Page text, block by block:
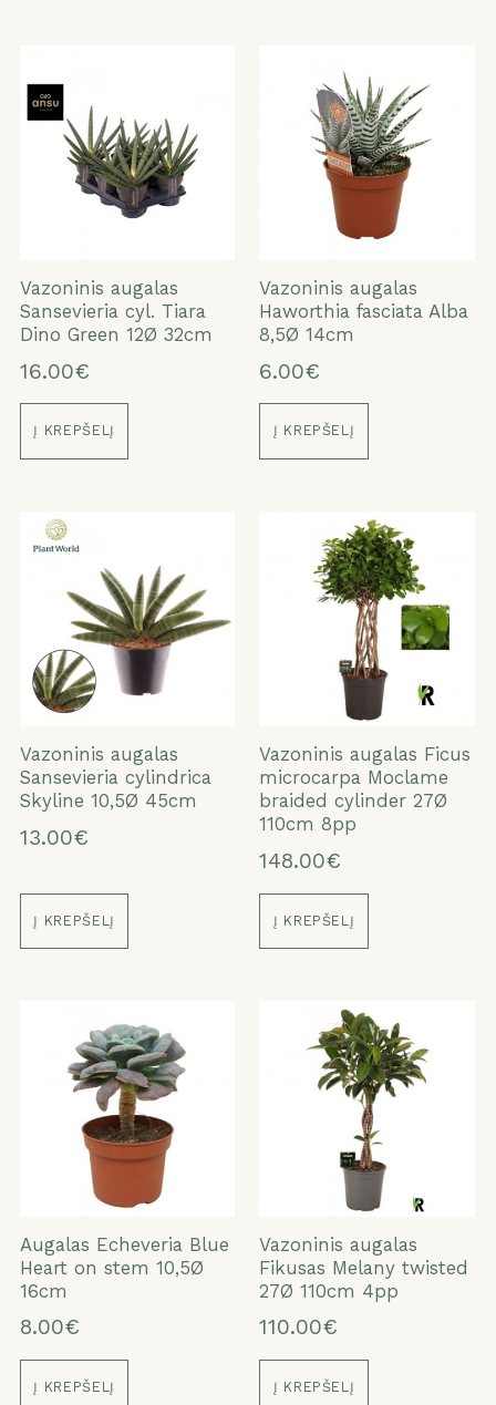
Vazoninis augalas
Sansevieria cyl. Tiara
Dino Green 12Ø 32cm
16.00€
Į KREPŠELĮ
Vazoninis augalas
Haworthia fasciata Alba
8,5Ø 14cm
6.00€
Į KREPŠELĮ
Vazoninis augalas
Sansevieria cylindrica
Skyline 10,5Ø 45cm
13.00€
Į KREPŠELĮ
Vazoninis augalas Ficus
microcarpa Moclame
braided cylinder 27Ø
110cm 8pp
148.00€
Į KREPŠELĮ
Augalas Echeveria Blue
Heart on stem 10,5Ø
16cm
8.00€
Į KREPŠELĮ
Vazoninis augalas
Fikusas Melany twisted
27Ø 110cm 4pp
110.00€
Į KREPŠELĮ